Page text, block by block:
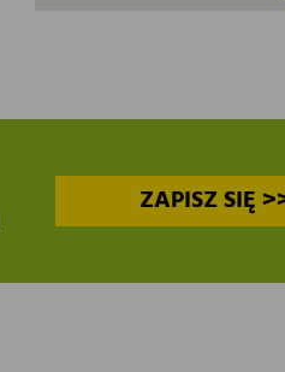
ZAPISZ SIĘ